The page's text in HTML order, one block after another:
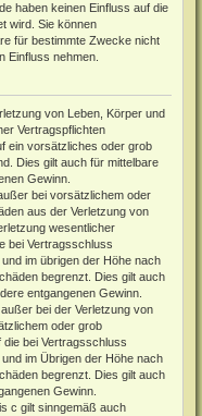
haben keinen Einfluss auf die
wird. Sie können
für bestimmte Zwecke nicht
Einfluss nehmen.
von Leben, Körper und
Vertragspflichten
ein vorsätzliches oder grob
Dies gilt auch für mittelbare
Gewinn.
bei vorsätzlichem oder
aus der Verletzung von
wesentlicher
bei Vertragsschluss
im übrigen der Höhe nach
begrenzt. Dies gilt auch
entgangenen Gewinn.
bei der Verletzung von
oder grob
bei Vertragsschluss
im Übrigen der Höhe nach
begrenzt. Dies gilt auch
Gewinn.
c gilt sinngemäß auch